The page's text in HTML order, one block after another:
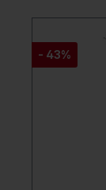
permit
la distanțe
cutie de
alegerea
feeder de
calitate
Ninja X
succes în
încredere
vă
- 43%